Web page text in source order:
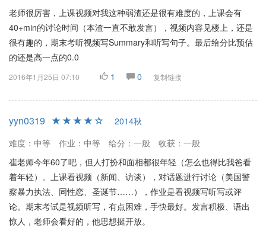
老师很厉害，上课视频对我这种弱渣还是很有难度的，上课会有
40+min的讨论时间（本渣一直不敢发言），视频内容见楼上，还是
很有趣的，期末考听视频写Summary和听写句子。最后给分比预估
的还是高一点的0.0
2016年1月25日 07:10 1 0 复制链接
yyn0319
2014秋
难度：中等
作业：中等 给分：一般
收获：一般
崔老师今年60了吧，但人打扮和面相都很年轻（怎么也得比我爸看
着年轻）。上课看视频（新闻、访谈），对话题进行讨论（美国警
察暴力执法、同性恋、圣诞节……），作业是看视频写听写或评
论。期末考试是视频听写，有点困难，手快最好。发言积极、语出
惊人，老师会看好的，他思想挺开放。